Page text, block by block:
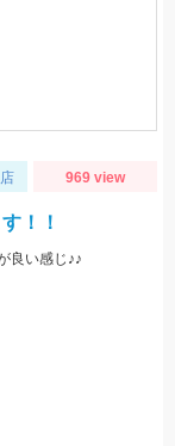
969 view
！！
良い感じ♪♪